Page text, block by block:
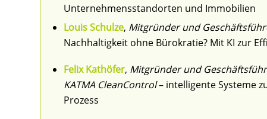
Unternehmensstandorten und Immobilien
Louis Schulze, Mitgründer und
Nachhaltigkeit ohne Bürokratie? Mit KI zur
Felix Kathöfer, Mitgründer und
KATMA CleanControl– intelligente Systeme
Prozess